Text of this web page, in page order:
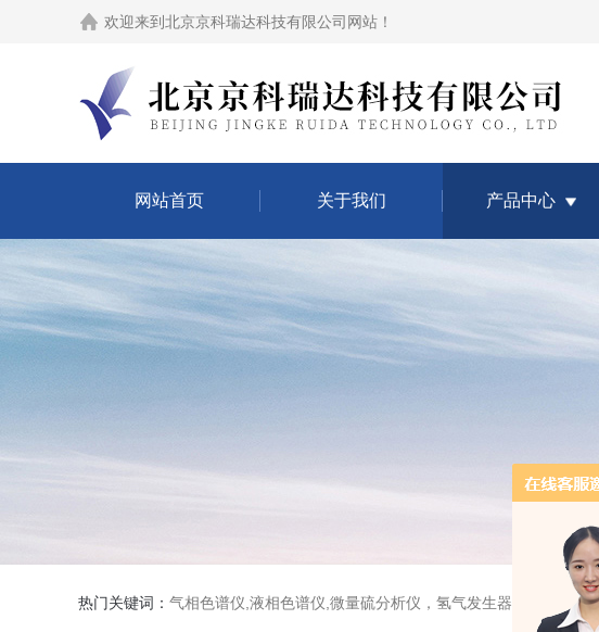
欢迎来到 北京京科瑞达科技有限公司网站 ！
网站首页 关于我们 产品中心
热门关键词： 气相色谱仪,液相色谱仪,微量硫分析仪，氢气发生器，氮气发生器，空气发生器，色谱耗件（N2000色谱工作站，色谱柱、阀件、进样器、色谱担体）